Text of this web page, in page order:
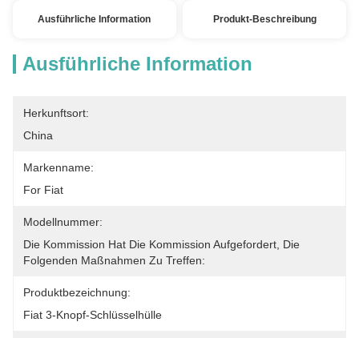
Ausführliche Information Produkt-Beschreibung
Ausführliche Information
Herkunftsort:
China
Markenname:
For Fiat
Modellnummer:
Die Kommission Hat Die Kommission Aufgefordert, Die
Folgenden Maßnahmen Zu Treffen:
Produktbezeichnung:
Fiat 3-Knopf-Schlüsselhülle